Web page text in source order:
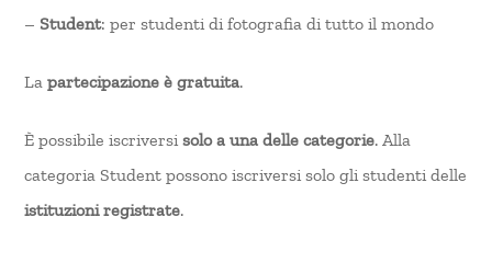
–Student: per studenti di fotografia di tutto il mondo
Lapartecipazione è gratuita.
È possibile iscriversisolo a una delle categorie. Alla
categoria Student possono iscriversi solo gli studenti delle
istituzioni registrate.